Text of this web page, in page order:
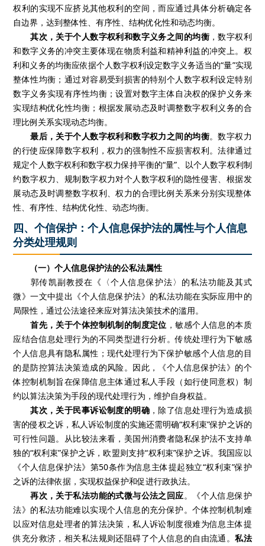
权利的实现不应挤兑其他权利的空间，而应通过具体分析确定各
自边界，达到整体性、有序性、结构优化性和动态均衡。
其次，关于个人数字权利和数字义务之间的均衡，数字权利
和数字义务的冲突主要体现在物质利益和精神利益的冲突上。权
利和义务的均衡应依据个人数字权利设定数字义务适当的“量”实现
整体性均衡；通过对容易受到损害的特别个人数字权利设定特别
数字义务实现有序性均衡；设置对数字主体自决权的保护义务来
实现结构优化性均衡；根据发展动态及时调整数字权利义务的合
理比例关系实现动态均衡。
最后，关于个人数字权利和数字权力之间的均衡。数字权力
的行使应保障数字权利，权力的强制性不应损害权利。法律通过
规定个人数字权利和数字权力保持平衡的“量”、以个人数字权利制
约数字权力、规制数字权力对个人数字权利的隐性侵害、根据发
展动态及时调整数字权利、权力的合理比例关系来分别实现整体
性、有序性、结构优化性、动态均衡。
四、个信保护：个人信息保护法的属性与个人信息
分类处理规则
（一）个人信息保护法的公私法属性
郭传凯副教授在《〈个人信息保护法〉的私法功能及其式
微》一文中提出《个人信息保护法》的私法功能在实际应用中的
局限性，通过公法途径来应对算法决策技术的滥用。
首先，关于个体控制机制的制度定位 ，敏感个人信息的本质
应结合信息处理行为的不同类型进行分析。传统处理行为下敏感
个人信息具有隐私属性；现代处理行为下保护敏感个人信息的目
的是防控算法决策造成的风险。因此，《个人信息保护法》的个
体控制机制旨在保障信息主体通过私人手段（如行使同意权）制
约以算法决策为手段的现代处理行为，维护自身权益。
其次，关于民事诉讼制度的明确 ，除了信息处理行为造成损
害的侵权之诉，私人诉讼制度的实施还需明确“权利束”保护之诉的
可行性问题。从比较法来看，美国州消费者隐私保护法不支持单
独的“权利束”保护之诉，欧盟则支持“权利束”保护之诉。我国应以
《个人信息保护法》第50条作为信息主体提起独立“权利束”保护
之诉的法律依据，实现权益保护和促进行政执法。
再次，关于私法功能的式微与公法之回应。《个人信息保护
法》的私法功能难以实现个人信息的充分保护。个体控制机制难
以应对信息处理者的算法决策，私人诉讼制度很难为信息主体提
供充分救济，相关私法规则还阻碍了个人信息的自由流通。私法